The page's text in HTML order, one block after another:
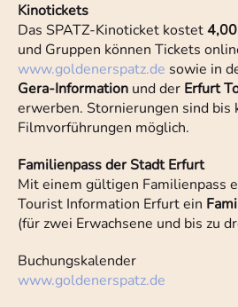
Kinotickets
Das SPATZ-Kinoticket kostet
und Gruppen können Tickets
www.goldenerspatz.de sowie in
Gera-Information und der Erfurt
erwerben. Stornierungen sind bis
Filmvorführungen möglich.
Familienpass der Stadt Erfurt
Mit einem gültigen Familienpass
Tourist Information Erfurt ein
(für zwei Erwachsene und bis zu
Buchungskalender
www.goldenerspatz.de